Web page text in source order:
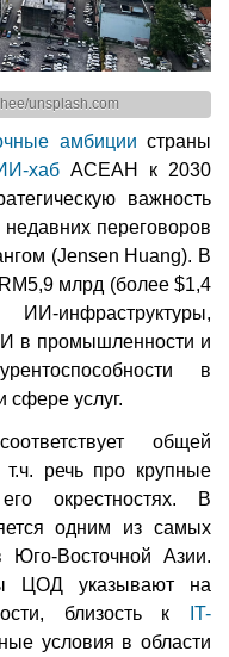
unsplash.com
амбиции страны
хабАСЕАН к 2030
важность
переговоров
(Jensen Huang). В
млрд (более $1,4
в промышленности и
в
сфере услуг.
общей
речь про крупные
окрестностях. В
одним из самых
Восточной Азии.
ЦОД указывают на
близость к
IT-
условия в области